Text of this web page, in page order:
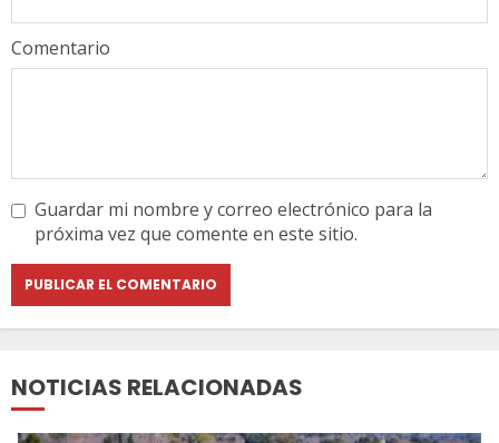
Comentario
Guardar mi nombre y correo electrónico para la
próxima vez que comente en este sitio.
NOTICIAS RELACIONADAS